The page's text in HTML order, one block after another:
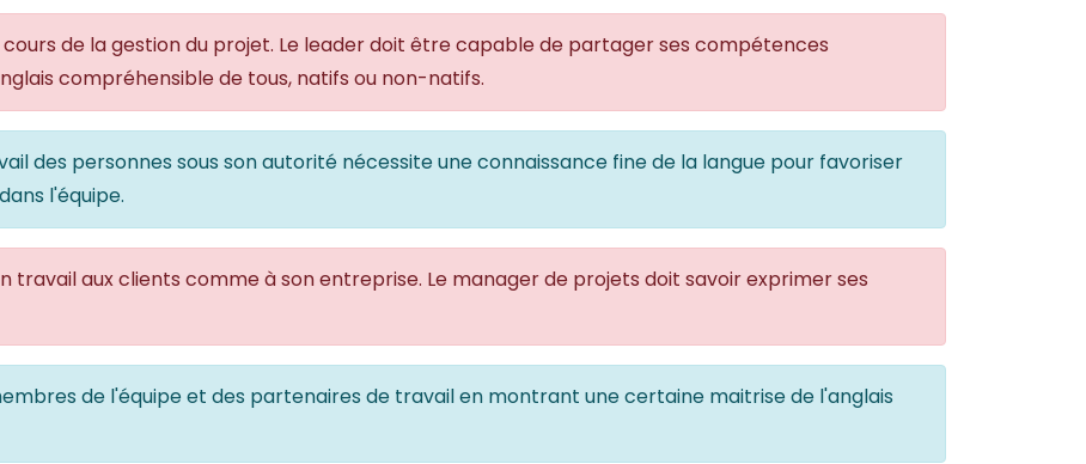
de la gestion du projet. Le leader doit être capable de partager ses compétences
compréhensible de tous, natifs ou non-natifs.
des personnes sous son autorité nécessite une connaissance fine de la langue pour favoriser
l'équipe.
travail aux clients comme à son entreprise. Le manager de projets doit savoir exprimer ses
de l'équipe et des partenaires de travail en montrant une certaine maitrise de l'anglais